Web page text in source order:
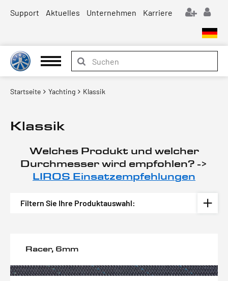
Support Aktuelles Unternehmen Karriere
Startseite Yachting Klassik
Klassik
Welches Produkt und welcher
Durchmesser wird empfohlen? ->
LIROS Einsatzempfehlungen
Filtern Sie Ihre Produktauswahl:
Racer, 6mm